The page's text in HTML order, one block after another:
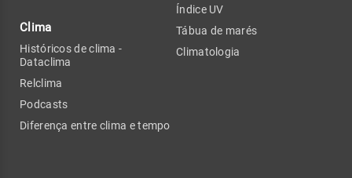
Clima
Históricos de clima -
Dataclima
Relclima
Podcasts
Diferença entre clima e tempo
Índice UV
Tábua de marés
Climatologia